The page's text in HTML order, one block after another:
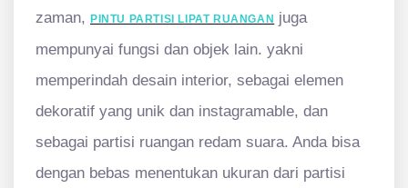
zaman, PINTU PARTISI LIPAT RUANGAN juga
mempunyai fungsi dan objek lain. yakni
memperindah desain interior, sebagai elemen
dekoratif yang unik dan instagramable, dan
sebagai partisi ruangan redam suara. Anda bisa
dengan bebas menentukan ukuran dari partisi